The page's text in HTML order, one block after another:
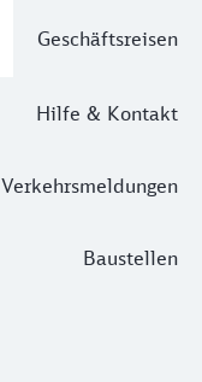
Geschäftsreisen
Hilfe & Kontakt
Verkehrsmeldungen
Baustellen